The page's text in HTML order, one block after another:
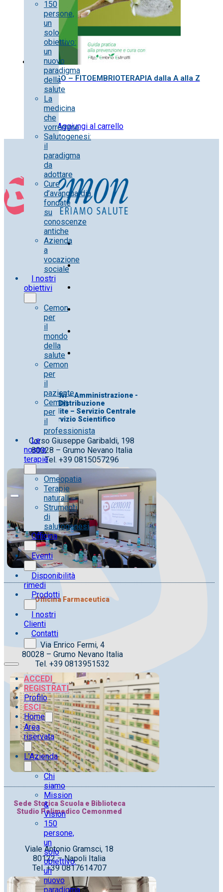
150
persone,
un
solo
obiettivo:
un
nuovo
paradigma
della
salute
La
medicina
che
vorremmo
Salutogenesi:
il
paradigma
da
adottare
Cure
d’avanguardia
fondate
su
conoscenze
antiche
Azienda
a
vocazione
sociale
I nostri
obiettivi
Cemon
per
il
mondo
della
salute
Cemon
per
il
paziente
Cemon
per
il
professionista
Le
nostre
terapie
Omeopatia
Terapie
naturali
Strumenti
di
salutogenesi
Officina
Eventi
Disponibilità
rimedi
Prodotti
I nostri
Clienti
Contatti
ACCEDI
REGISTRATI
Profilo
ESCI
Home
Area
riservata
L’Azienda
Chi
siamo
Mission
&
Vision
150
persone,
un
solo
obiettivo:
un
nuovo
paradigma
BRIGO – FITOEMBRIOTERAPIA dalla A alla Z
15.00€ Aggiungi al carrello
Uff. Direttivi – Amministrazione -
Distribuzione
Uff. Vendite – Servizio Centrale
Servizio Scientifico
Corso Giuseppe Garibaldi, 198
80028 – Grumo Nevano Italia
Tel. +39 0815057296
Officina Farmaceutica
Via Enrico Fermi, 4
80028 – Grumo Nevano Italia
Tel. +39 0813951532
Sede Storica Scuola e Biblioteca
Studio Polimedico Cemonmed
Viale Antonio Gramsci, 18
80122 – Napoli Italia
Tel. +39 0817614707